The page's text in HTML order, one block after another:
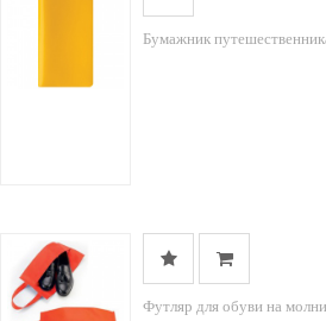
Бумажник
Футляр для обуви на